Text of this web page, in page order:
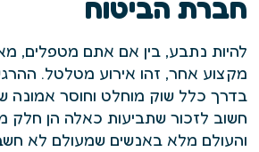
חברת הביטוח
להיות נתבע, בין אם אתם מטפלים,
מקצוע אחר, זהו אירוע מטלטל.
בדרך כלל שוק מוחלט וחוסר אמונה
חשוב לזכור שתביעות כאלה הן חלק
והעולם מלא באנשים שמעולם לא